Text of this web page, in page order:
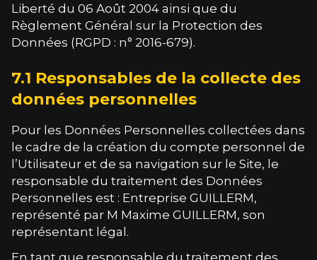
Liberté du 06 Août 2004 ainsi que du
Règlement Général sur la Protection des
Données (RGPD : n° 2016-679).
7.1 Responsables de la collecte des
données personnelles
Pour les Données Personnelles collectées dans
le cadre de la création du compte personnel de
l’Utilisateur et de sa navigation sur le Site, le
responsable du traitement des Données
Personnelles est : Entreprise GUILLERM,
représenté par M Maxime GUILLERM, son
représentant légal.
En tant que responsable du traitement des